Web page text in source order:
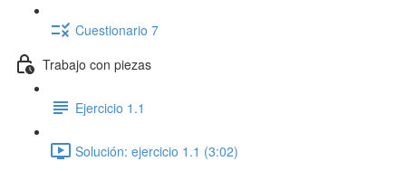
Cuestionario 7
Trabajo con piezas
Ejercicio 1.1
Solución: ejercicio 1.1 (3:02)